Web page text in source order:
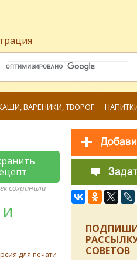
ВАРЕНИКИ, ТВОРОГ
сохранили
для печати
СОВЕТОВ